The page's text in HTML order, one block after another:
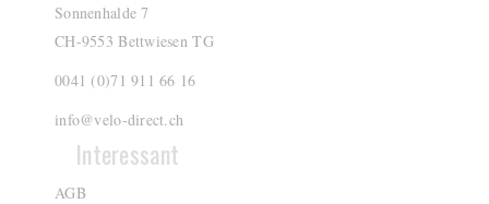
Sonnenhalde 7
CH-9553 Bettwiesen TG
0041 (0)71 911 66 16
info@velo-direct.ch
Interessant
AGB